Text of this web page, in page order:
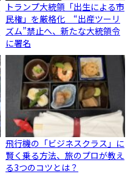
トランプ大統領「出生による市
民権」を厳格化 “出産ツーリ
ズム”禁止へ、新たな大統領令
に署名
飛行機の「ビジネスクラス」に
賢く乗る方法、旅のプロが教え
る3つのコツとは？